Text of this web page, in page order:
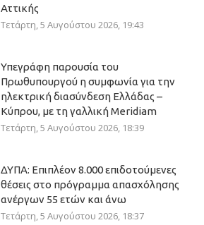
Αττικής
Τετάρτη, 5 Αυγούστου 2026, 19:43
Υπεγράφη παρουσία του
Πρωθυπουργού η συμφωνία για την
ηλεκτρική διασύνδεση Ελλάδας –
Κύπρου, με τη γαλλική Meridiam
Τετάρτη, 5 Αυγούστου 2026, 18:39
ΔΥΠΑ: Επιπλέον 8.000 επιδοτούμενες
θέσεις στο πρόγραμμα απασχόλησης
ανέργων 55 ετών και άνω
Τετάρτη, 5 Αυγούστου 2026, 18:37